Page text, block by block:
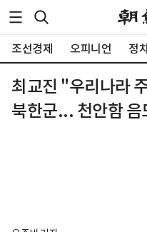
조선경제 오피니언 정치
최교진 "우리나라
북한군... 천안함 음